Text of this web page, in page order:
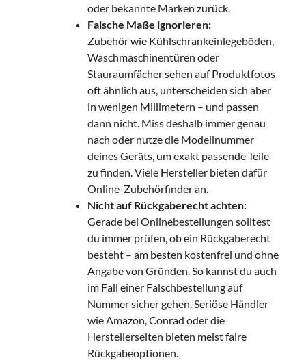
oder bekannte Marken zurück.
Falsche Maße ignorieren:
Zubehör wie Kühlschrankeinlegeböden,
Waschmaschinentüren oder
Stauraumfächer sehen auf Produktfotos
oft ähnlich aus, unterscheiden sich aber
in wenigen Millimetern – und passen
dann nicht. Miss deshalb immer genau
nach oder nutze die Modellnummer
deines Geräts, um exakt passende Teile
zu finden. Viele Hersteller bieten dafür
Online-Zubehörfinder an.
Nicht auf Rückgaberecht achten:
Gerade bei Onlinebestellungen solltest
du immer prüfen, ob ein Rückgaberecht
besteht – am besten kostenfrei und ohne
Angabe von Gründen. So kannst du auch
im Fall einer Falschbestellung auf
Nummer sicher gehen. Seriöse Händler
wie Amazon, Conrad oder die
Herstellerseiten bieten meist faire
Rückgabeoptionen.